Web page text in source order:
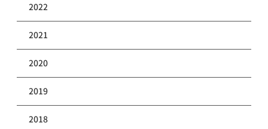
2022
2021
2020
2019
2018